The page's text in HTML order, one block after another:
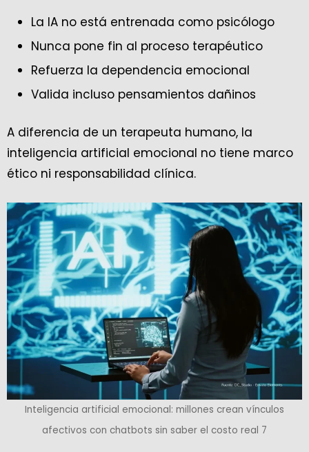
La IA no está entrenada como psicólogo
Nunca pone fin al proceso terapéutico
Refuerza la dependencia emocional
Valida incluso pensamientos dañinos
A diferencia de un terapeuta humano, la
inteligencia artificial emocional no tiene marco
ético ni responsabilidad clínica.
Inteligencia artificial emocional: millones crean vínculos
afectivos con chatbots sin saber el costo real 7